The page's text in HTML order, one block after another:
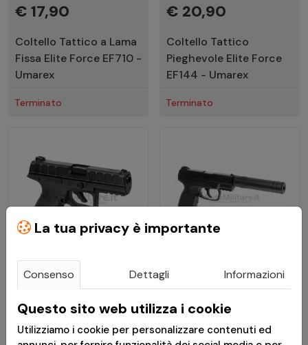
€ 17,90
Coltello Tattico a Lama
Fissa Elite Force EF710 -
Umarex
Terminato
€ 20,90
Coltello Tattico
Pieghevole Elite Force
EF144 - Umarex
Terminato
€ 111,90
Pistola Co2 Beretta APX
- Umarex
€ 47,90
Silenziatore - Umarex
La tua privacy è importante
Consenso Dettagli Informazioni
Questo sito web utilizza i cookie
Utilizziamo i cookie per personalizzare contenuti ed